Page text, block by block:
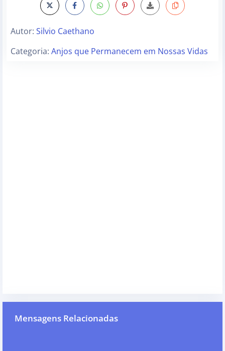
Autor: Silvio Caethano
Categoria: Anjos que Permanecem em Nossas Vidas
Mensagens Relacionadas